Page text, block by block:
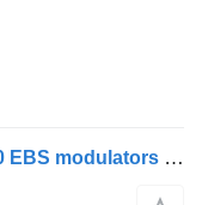
WABCO CF450 (01.18-) 4802040310 EBS modulators paredzēts DAF CF450, CF460 (2017-) vilcēja